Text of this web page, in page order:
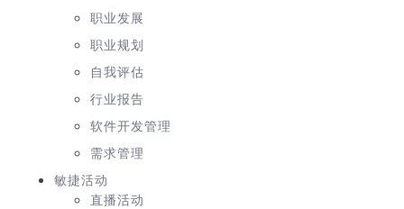
职业发展
职业规划
自我评估
行业报告
软件开发管理
需求管理
敏捷活动
直播活动